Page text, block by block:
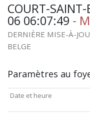
COURT-
06 06:07:49 -
DERNIÈRE MISE-À-
BELGE
Paramètres au
Date et heure